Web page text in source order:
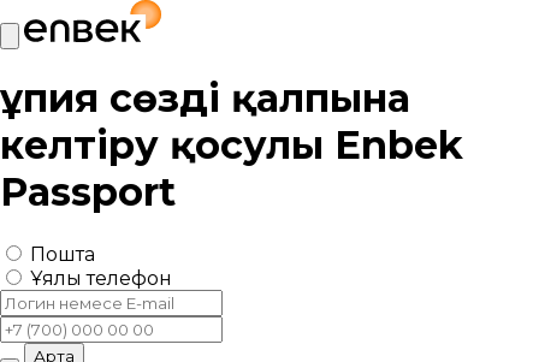
Құпия сөзді қалпына
келтіру қосулы Enbek
Passport
Пошта
Ұялы телефон
Артқа